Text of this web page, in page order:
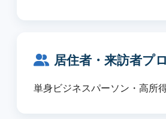
居住者・来訪者プ
単身ビジネスパーソン・高所